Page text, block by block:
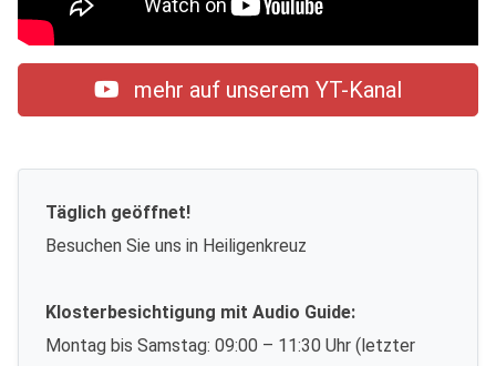
mehr auf unserem YT-Kanal
Täglich geöffnet!
Besuchen Sie uns in Heiligenkreuz
Klosterbesichtigung mit Audio Guide:
Montag bis Samstag: 09:00 – 11:30 Uhr (letzter